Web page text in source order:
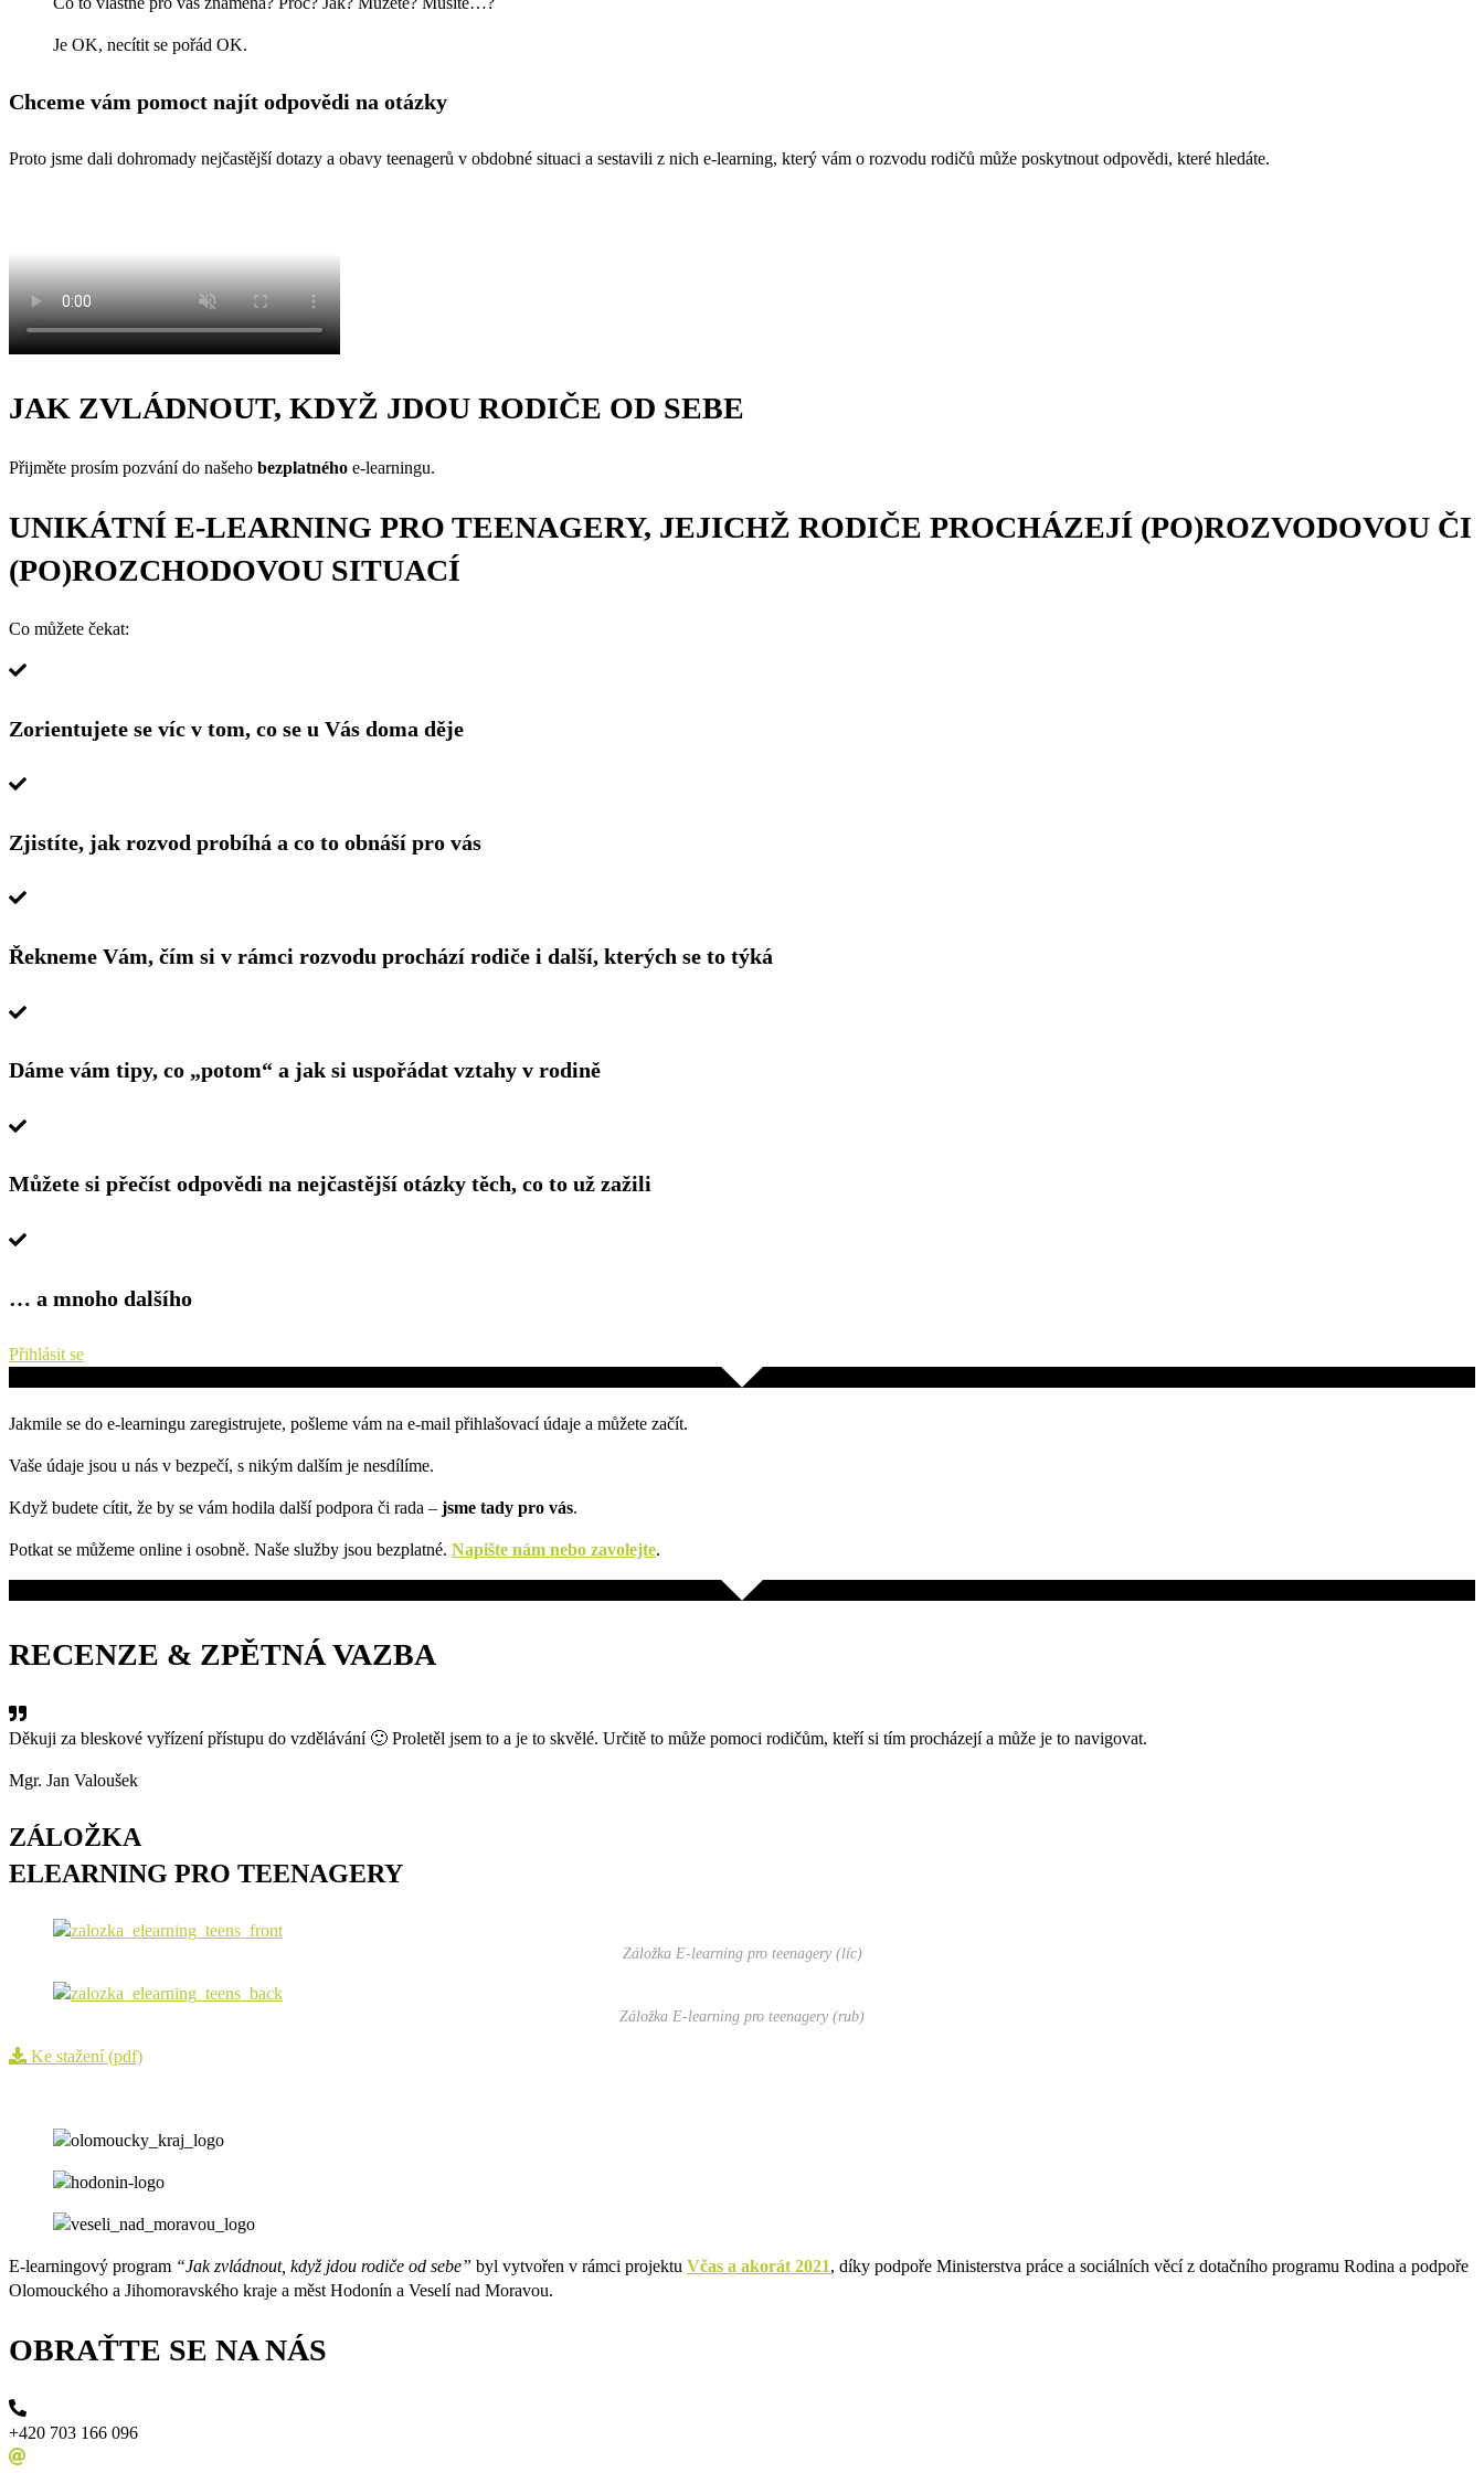
Je OK, necítit se pořád OK.
Chceme vám pomoct najít odpovědi na otázky
Proto jsme dali dohromady nejčastější dotazy a obavy teenagerů v obdobné situaci a sestavili z nich e-learning, který vám o rozvodu rodičů může poskytnout odpovědi, které hledáte.
JAK ZVLÁDNOUT, KDYŽ JDOU RODIČE OD SEBE
Přijměte prosím pozvání do našeho bezplatného e-learningu.
UNIKÁTNÍ E-LEARNING PRO TEENAGERY, JEJICHŽ RODIČE PROCHÁZEJÍ (PO)ROZVODOVOU ČI
(PO)ROZCHODOVOU SITUACÍ
Co můžete čekat:
Zorientujete se víc v tom, co se u Vás doma děje
Zjistíte, jak rozvod probíhá a co to obnáší pro vás
Řekneme Vám, čím si v rámci rozvodu prochází rodiče i další, kterých se to týká
Dáme vám tipy, co „potom“ a jak si uspořádat vztahy v rodině
Můžete si přečíst odpovědi na nejčastější otázky těch, co to už zažili
… a mnoho dalšího
Přihlásit se
Jakmile se do e-learningu zaregistrujete, pošleme vám na e-mail přihlašovací údaje a můžete začít.
Vaše údaje jsou u nás v bezpečí, s nikým dalším je nesdílíme.
Když budete cítit, že by se vám hodila další podpora či rada – jsme tady pro vás.
Potkat se můžeme online i osobně. Naše služby jsou bezplatné. Napište nám nebo zavolejte.
RECENZE & ZPĚTNÁ VAZBA
Děkuji za bleskové vyřízení přístupu do vzdělávání 🙂 Proletěl jsem to a je to skvělé. Určitě to může pomoci rodičům, kteří si tím procházejí a může je to navigovat.
Mgr. Jan Valoušek
ZÁLOŽKA
ELEARNING PRO TEENAGERY
Záložka E-learning pro teenagery (líc)
Záložka E-learning pro teenagery (rub)
Ke stažení (pdf)
E-learningový program “Jak zvládnout, když jdou rodiče od sebe” byl vytvořen v rámci projektu Včas a akorát 2021, díky podpoře Ministerstva práce a sociálních věcí z dotačního programu Rodina a podpoře
Olomouckého a Jihomoravského kraje a měst Hodonín a Veselí nad Moravou.
OBRAŤTE SE NA NÁS
+420 703 166 096